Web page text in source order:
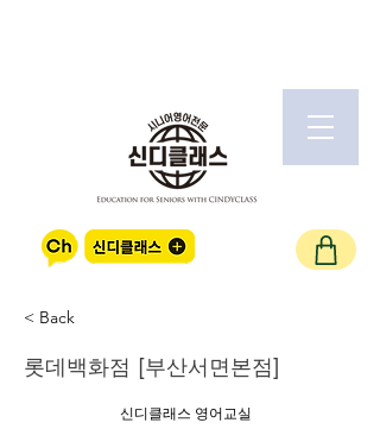
< Back
롯데백화점 [부산서면본점]
신디클래스 영어교실